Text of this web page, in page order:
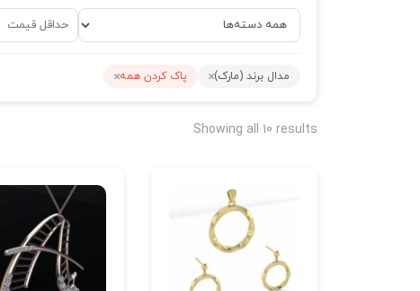
مدال برند (مارک) پاک کردن همه
Showing all 10 results